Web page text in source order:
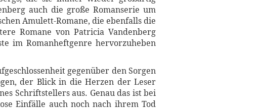
auch die große Romanserie um
Amulett-Romane, die ebenfalls die
Romane von Patricia Vandenberg
im Romanheftgenre hervorzuheben
gegenüber den Sorgen
der Blick in die Herzen der Leser
Schriftstellers aus. Genau das ist bei
Einfälle auch noch nach ihrem Tod